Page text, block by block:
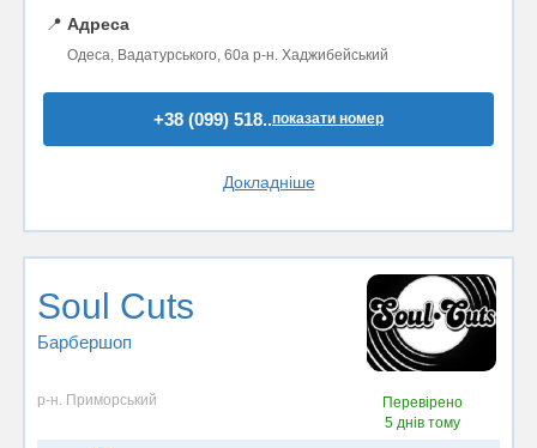
📍 Адреса
Одеса, Вадатурського, 60а р-н. Хаджибейський
+38 (099) 518..показати номер
Докладніше
Soul Cuts
Барбершоп
р-н. Приморський
Перевірено
5 днів тому